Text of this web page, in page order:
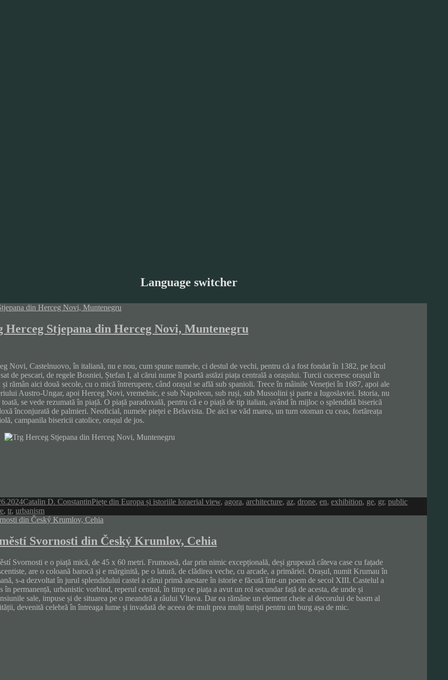
Language switcher
Herceg Stjepana din Herceg Novi, Muntenegru
Novi, Castelnuovo, în italiană, nu e nou, cum spune numele, ci destul de vechi, pentru că a fost fondat în 1382, pe locul
de pescari, de regele Bosniei, Ștefan I, al cărui nume îl poartă astăzi piața centrală a orașului. Turcii cuceresc orașul în
și rămân aici două secole, cu o mică întrerupere, când orașul se află sub spanioli. Trece în mâinile Veneției în 1687, apoi ale
Austro-Ungar, apoi Herceg Novi, vremelnic, e sub Napoleon, sub ruși, sub Mussolini și parte a Iugoslaviei. Istoria, nu
toată, se vede rezumată în piață. O piață paradoxală, pentru că e o piață de tip italian, având în mijloc o splendidă biserică
înconjurată de palmieri. Neoficial, numele pieței e Belavista. De aici se văd marea, un turn otoman cu ceas, fortăreața
campanila bisericii catolice, orașul de jos.
Author
Catalin D. ConstantinCategories
Piețe din Europa și istoriile lorTags
aerial view,agora,architecture,az,drone,en,exhibition, ge, gr,public
,tr,urbanism
Svornosti din Český Krumlov, Cehia
Svornosti e o piață mică, de 45 x 60 metri. Frumoasă, dar prin nimic excepțională, deși grupează câteva case cu fațade
are o coloană barocă și e mărginită, pe o latură, de clădirea veche, cu arcade, a primăriei. Orașul, numit Krumau în
s-a dezvoltat în jurul splendidului castel a cărui primă atestare în istorie e făcută într-un poem de secol XIII. Castelul a
în permanență, urbanistic vorbind, reperul central, în timp ce piața a avut un rol secundar față de acesta, de unde și
sale, impuse și de situarea pe o meandră a râului Vltava. Dar ea rămâne un element cheie al decorului de basm al
devenită celebră în întreaga lume și invadată de aceea de mult prea mulți turiști pentru un burg așa de mic.